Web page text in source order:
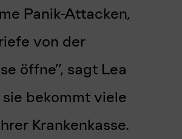
Panik-Attacken,
von der
öffne”, sagt Lea
bekommt viele
Krankenkasse.